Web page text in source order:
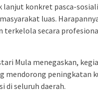
konkret pasca-
luas.
terkelola secara
Mula menegaskan,
mendorong peningkatan
di seluruh daerah.